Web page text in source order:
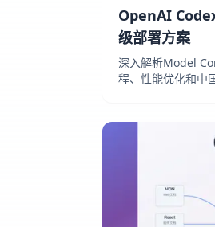
OpenAI
级部署方案
深入解析Model
程、性能优化和中